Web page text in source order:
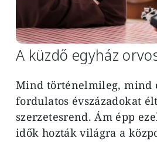
A küzdő egyház
Mind történelmileg, mind
fordulatos évszázadokat
szerzetesrend. Ám épp
idők hozták világra a